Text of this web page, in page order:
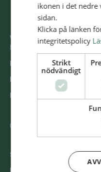
Västra Storgatan 14
553 15 Jönköping
E-post:
Fler kontaktuppgifter >
Swish
ikonen i det nedre
sidan.
Klicka på länken
integritetspolicy
Strikt
nödvändigt